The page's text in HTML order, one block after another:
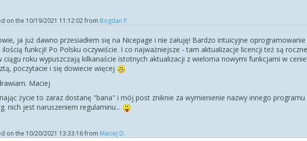
on the 10/19/2021 11:12:02from Bogdan P.
ja już dawno przesiadłem się na Nicepage i nie żałuję! Bardzo intuicyjne oprogramowanie
ilością funkcji! Po Polsku oczywiście. I co najważniejsze - tam aktualizacje licencji też są
ciągu roku wypuszczają kilkanaście istotnych aktualizacji z wieloma nowymi funkcjami w
poczytacie i się dowiecie więcej
Maciej
życie to zaraz dostanę "bana" i mój post zniknie za wymienienie nazwy innego programu
nich jest naruszeniem regulaminu...
on the 10/20/2021 13:33:16from Maciej D.